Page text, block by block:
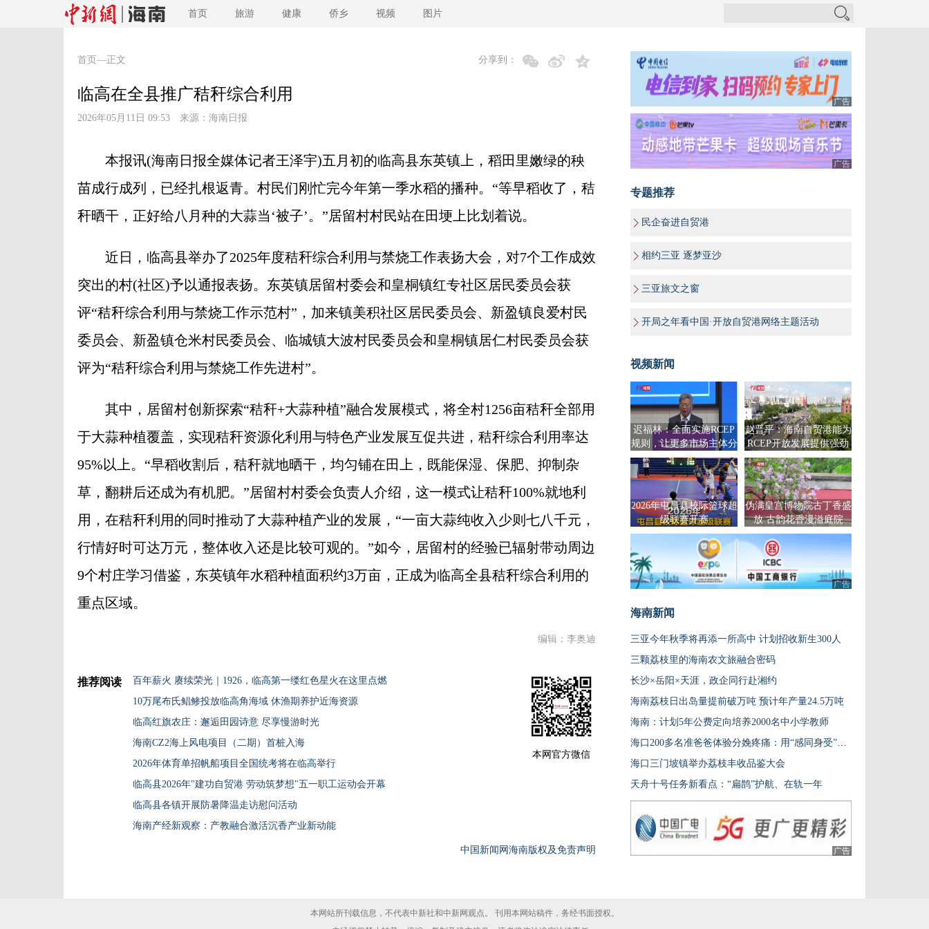
首页 旅游 健康 侨乡 视频 图片
首页 —正文 分享到：
临高在全县推广秸秆综合利用
2026年05月11日 09:53 来源： 海南日报
本报讯(海南日报全媒体记者王泽宇)五月初的临高县东英镇上，稻田里嫩绿的秧
苗成行成列，已经扎根返青。村民们刚忙完今年第一季水稻的播种。“等早稻收了，秸
秆晒干，正好给八月种的大蒜当‘被子’。”居留村村民站在田埂上比划着说。
近日，临高县举办了2025年度秸秆综合利用与禁烧工作表扬大会，对7个工作成效
突出的村(社区)予以通报表扬。东英镇居留村委会和皇桐镇红专社区居民委员会获
评“秸秆综合利用与禁烧工作示范村”，加来镇美积社区居民委员会、新盈镇良爱村民
委员会、新盈镇仓米村民委员会、临城镇大波村民委员会和皇桐镇居仁村民委员会获
评为“秸秆综合利用与禁烧工作先进村”。
其中，居留村创新探索“秸秆+大蒜种植”融合发展模式，将全村1256亩秸秆全部用
于大蒜种植覆盖，实现秸秆资源化利用与特色产业发展互促共进，秸秆综合利用率达
95%以上。“早稻收割后，秸秆就地晒干，均匀铺在田上，既能保湿、保肥、抑制杂
草，翻耕后还成为有机肥。”居留村村委会负责人介绍，这一模式让秸秆100%就地利
用，在秸秆利用的同时推动了大蒜种植产业的发展，“一亩大蒜纯收入少则七八千元，
行情好时可达万元，整体收入还是比较可观的。”如今，居留村的经验已辐射带动周边
9个村庄学习借鉴，东英镇年水稻种植面积约3万亩，正成为临高全县秸秆综合利用的
重点区域。
编辑：李奥迪
推荐阅读
百年薪火 赓续荣光｜1926，临高第一缕红色星火在这里点燃
10万尾布氏鲳鲹投放临高角海域 休渔期养护近海资源
临高红旗农庄：邂逅田园诗意 尽享慢游时光
海南CZ2海上风电项目（二期）首桩入海
2026年体育单招帆船项目全国统考将在临高举行
临高县2026年"建功自贸港 劳动筑梦想"五一职工运动会开幕
临高县各镇开展防暑降温走访慰问活动
海南产经新观察：产教融合激活沉香产业新动能
本网官方微信
中国新闻网海南版权及免责声明
广告
广告
专题推荐
民企奋进自贸港
相约三亚 逐梦亚沙
三亚旅文之窗
开局之年看中国·开放自贸港网络主题活动
视频新闻
迟福林：全面实施RCEP
规则，让更多市场主体分
享更大红利
赵晋平：海南自贸港能为
RCEP开放发展提供强劲
动力
2026年屯昌县校际篮球超
级联赛开赛
伪满皇宫博物院古丁香盛
放 古韵花香漫溢庭院
广告
海南新闻
三亚今年秋季将再添一所高中 计划招收新生300人
三颗荔枝里的海南农文旅融合密码
长沙×岳阳×天涯，政企同行赴湘约
海南荔枝日出岛量提前破万吨 预计年产量24.5万吨
海南：计划5年公费定向培养2000名中小学教师
海口200多名准爸爸体验分娩疼痛：用“感同身受”致敬母亲
海口三门坡镇举办荔枝丰收品鉴大会
天舟十号任务新看点：“扁鹊”护航、在轨一年
广告
本网站所刊载信息，不代表中新社和中新网观点。 刊用本网站稿件，务经书面授权。